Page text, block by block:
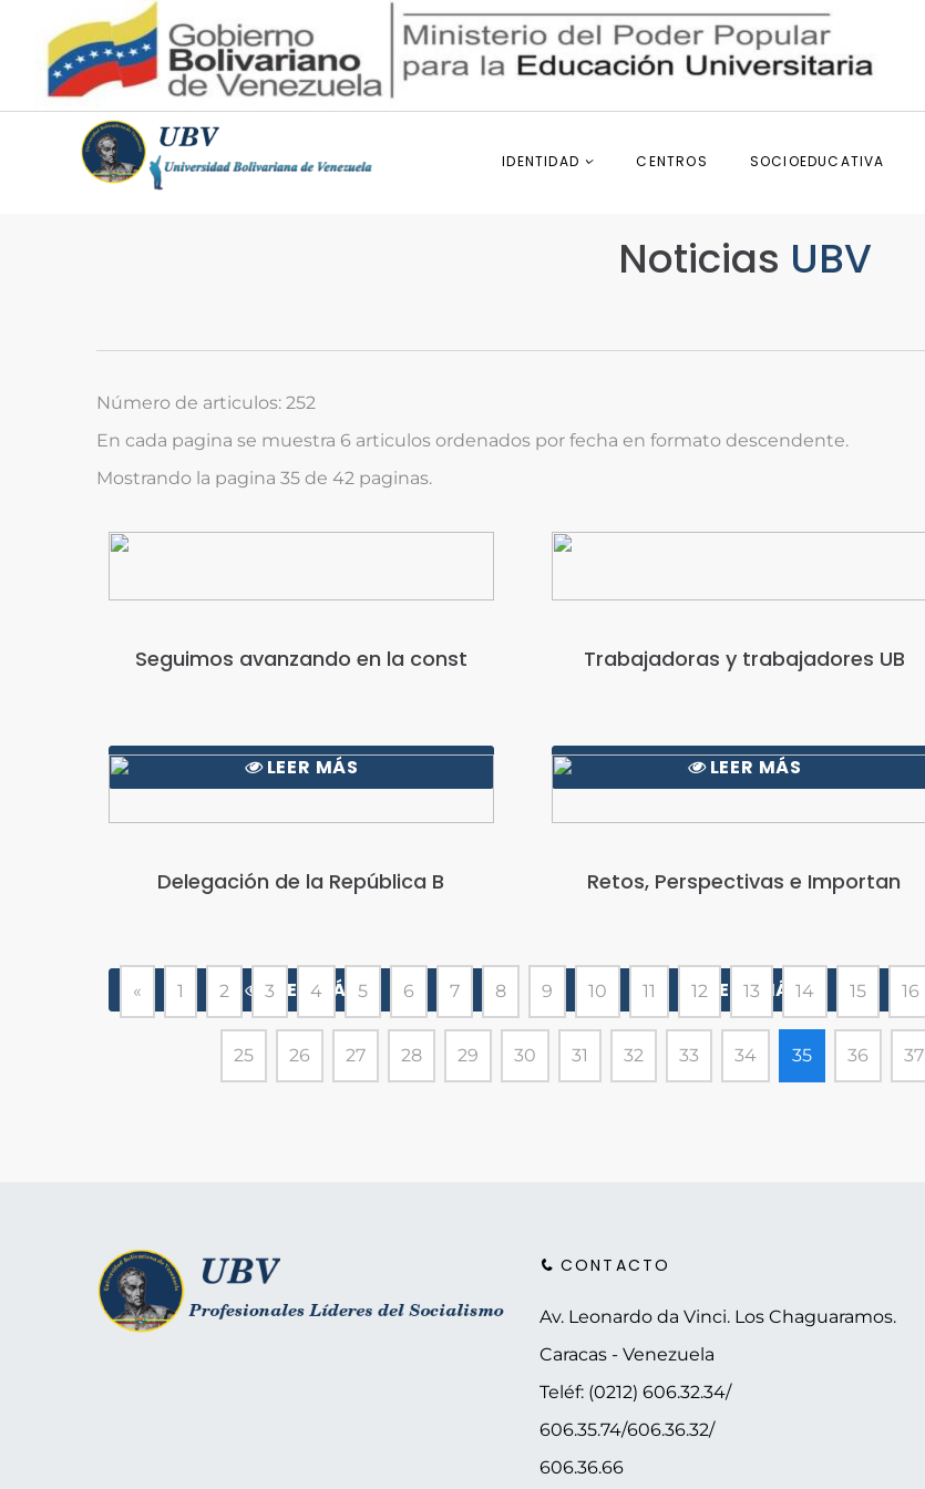
IDENTIDAD CENTROS SOCIOEDUCATIVA
Noticias UBV
Número de articulos: 252
En cada pagina se muestra 6 articulos ordenados por fecha en formato descendente.
Mostrando la pagina 35 de 42 paginas.
Seguimos avanzando en la const
LEER MÁS
Trabajadoras y trabajadores UB
LEER MÁS
Delegación de la República B
LEER MÁS
Retos, Perspectivas e Importan
LEER MÁS
« 1 2 3 4 5 6 7 8 9 10 11 12 13 14 15 16
25 26 27 28 29 30 31 32 33 34 35 36 37
CONTACTO
Av. Leonardo da Vinci. Los Chaguaramos.
Caracas - Venezuela
Teléf: (0212) 606.32.34/
606.35.74/606.36.32/
606.36.66